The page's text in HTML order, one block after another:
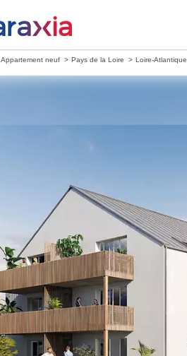
Appartement neuf Pays de la Loire Loire-Atlantique